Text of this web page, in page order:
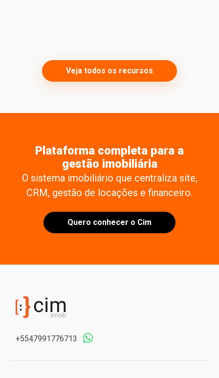
Veja todos os recursos
Plataforma completa para a
gestão imobiliária
O sistema imobiliário que centraliza site,
CRM, gestão de locações e financeiro.
Quero conhecer o Cim
+5547991776713